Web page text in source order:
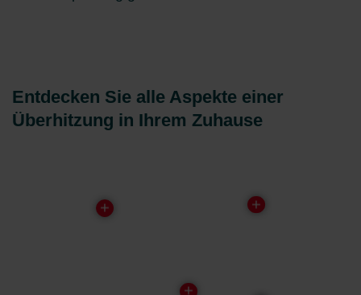
Entdecken Sie alle Aspekte einer
Überhitzung in Ihrem Zuhause